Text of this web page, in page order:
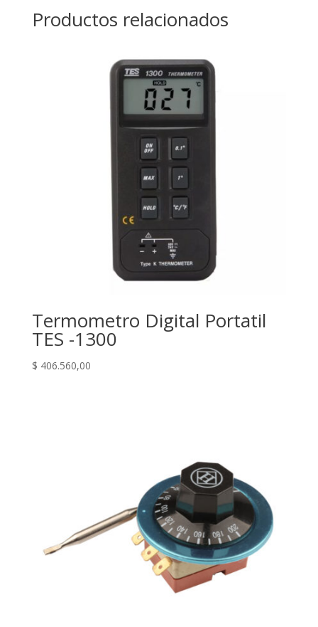
Productos relacionados
Termometro Digital Portatil
TES -1300
$ 406.560,00